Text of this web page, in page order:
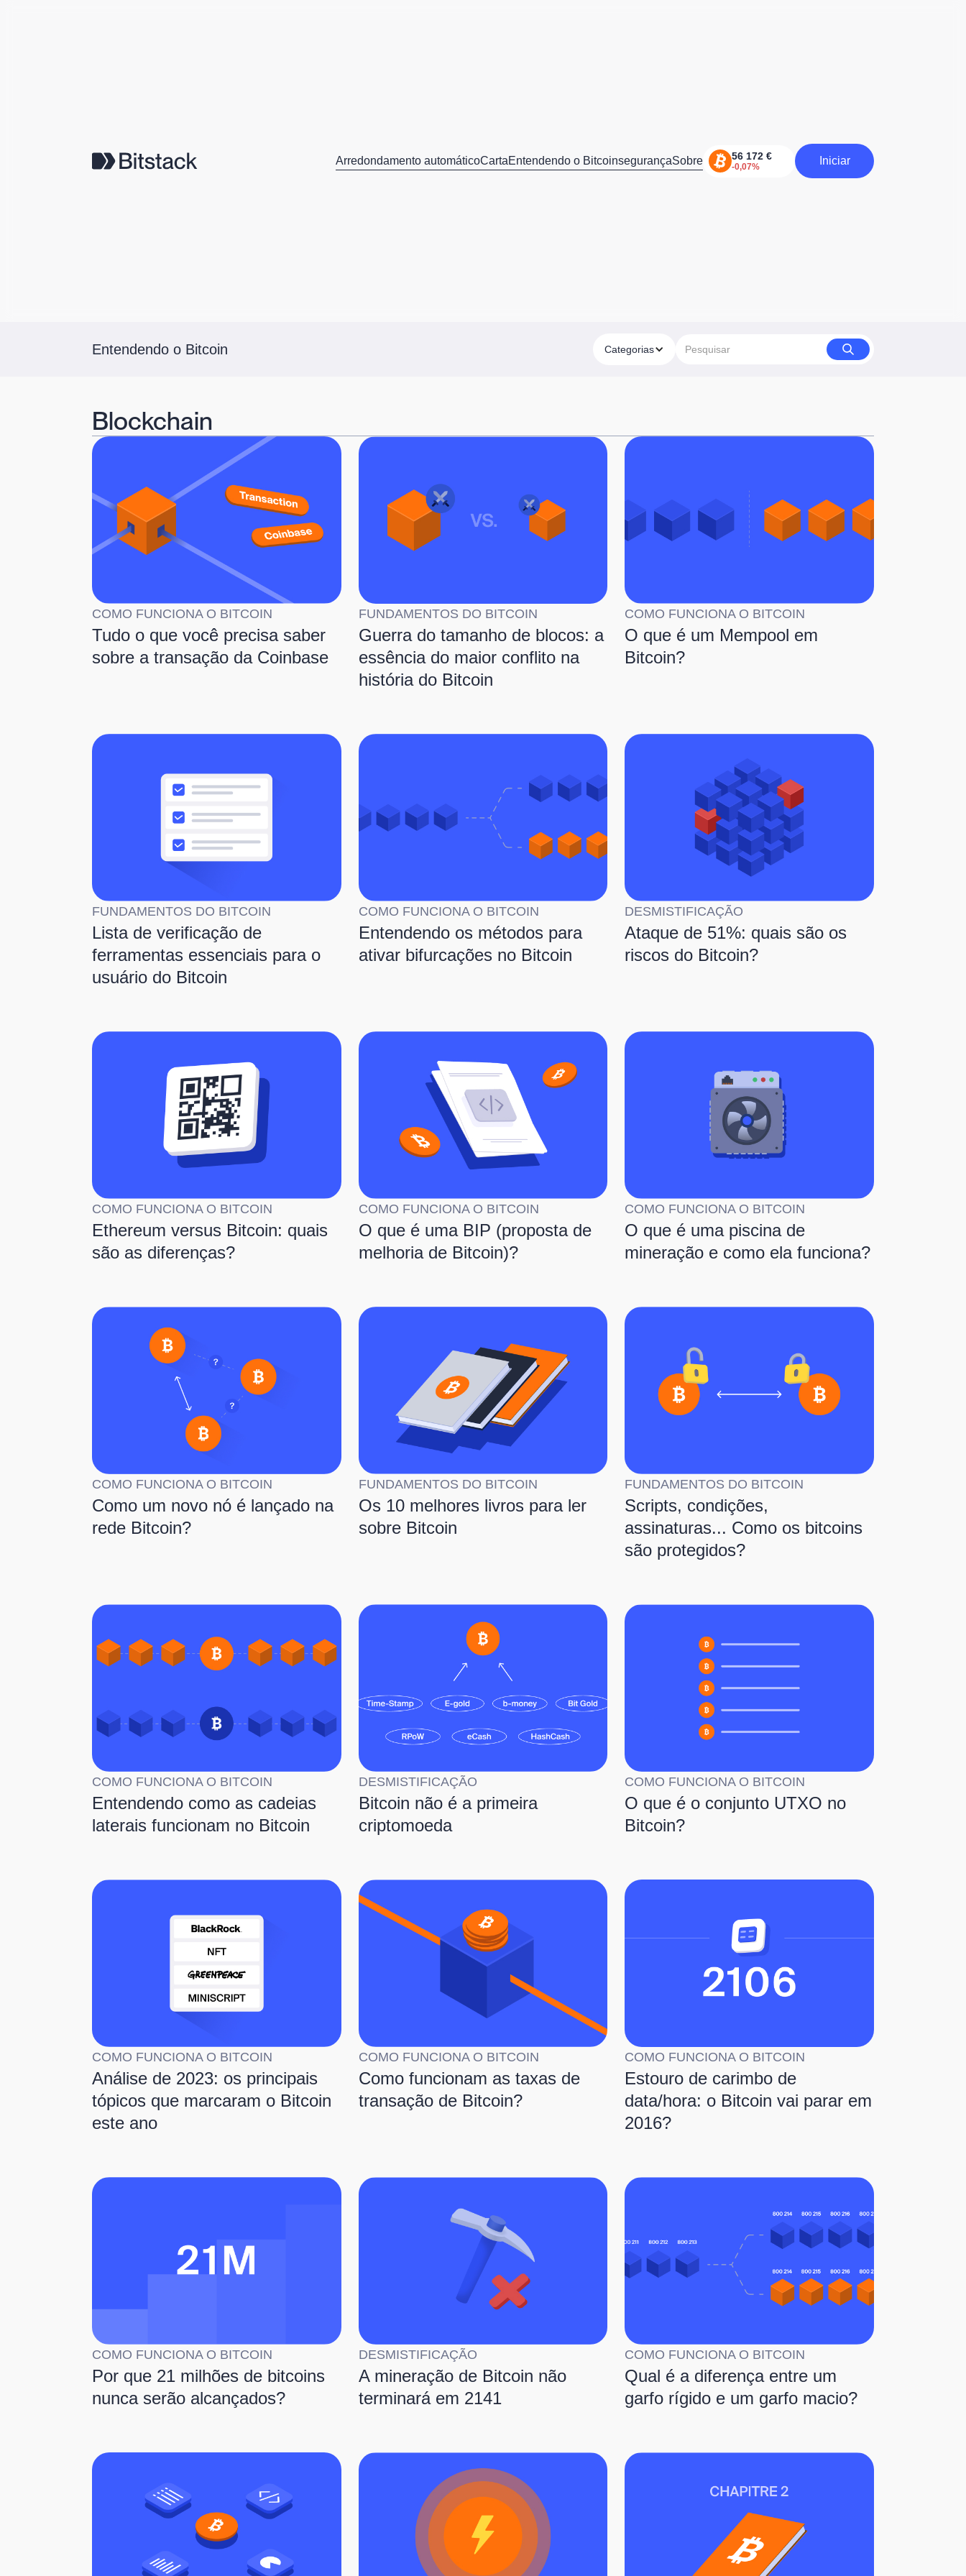
Arredondamento automáticoCartaEntendendo o BitcoinsegurançaSobre
Iniciar
Iniciar
Entendendo o Bitcoin Categorias
Blockchain
COMO FUNCIONA O BITCOIN
Tudo o que você precisa saber
sobre a transação da Coinbase
FUNDAMENTOS DO BITCOIN
Guerra do tamanho de blocos: a
essência do maior conflito na
história do Bitcoin
COMO FUNCIONA O BITCOIN
O que é um Mempool em
Bitcoin?
FUNDAMENTOS DO BITCOIN
Lista de verificação de
ferramentas essenciais para o
usuário do Bitcoin
COMO FUNCIONA O BITCOIN
Entendendo os métodos para
ativar bifurcações no Bitcoin
DESMISTIFICAÇÃO
Ataque de 51%: quais são os
riscos do Bitcoin?
COMO FUNCIONA O BITCOIN
Ethereum versus Bitcoin: quais
são as diferenças?
COMO FUNCIONA O BITCOIN
O que é uma BIP (proposta de
melhoria de Bitcoin)?
COMO FUNCIONA O BITCOIN
O que é uma piscina de
mineração e como ela funciona?
COMO FUNCIONA O BITCOIN
Como um novo nó é lançado na
rede Bitcoin?
FUNDAMENTOS DO BITCOIN
Os 10 melhores livros para ler
sobre Bitcoin
FUNDAMENTOS DO BITCOIN
Scripts, condições,
assinaturas... Como os bitcoins
são protegidos?
COMO FUNCIONA O BITCOIN
Entendendo como as cadeias
laterais funcionam no Bitcoin
DESMISTIFICAÇÃO
Bitcoin não é a primeira
criptomoeda
COMO FUNCIONA O BITCOIN
O que é o conjunto UTXO no
Bitcoin?
COMO FUNCIONA O BITCOIN
Análise de 2023: os principais
tópicos que marcaram o Bitcoin
este ano
COMO FUNCIONA O BITCOIN
Como funcionam as taxas de
transação de Bitcoin?
COMO FUNCIONA O BITCOIN
Estouro de carimbo de
data/hora: o Bitcoin vai parar em
2016?
COMO FUNCIONA O BITCOIN
Por que 21 milhões de bitcoins
nunca serão alcançados?
DESMISTIFICAÇÃO
A mineração de Bitcoin não
terminará em 2141
COMO FUNCIONA O BITCOIN
Qual é a diferença entre um
garfo rígido e um garfo macio?